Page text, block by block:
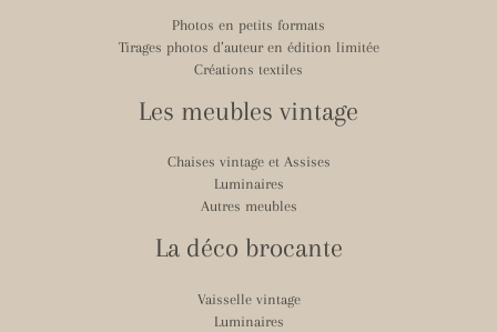
Photos en petits formats
Tirages photos d’auteur en édition limitée
Créations textiles
Les meubles vintage
Chaises vintage et Assises
Luminaires
Autres meubles
La déco brocante
Vaisselle vintage
Luminaires